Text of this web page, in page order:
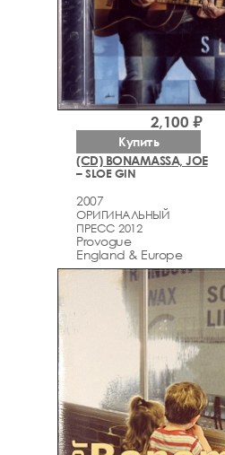
(CD) BONAMASSA, JOE
– SLOE GIN
2007
ОРИГИНАЛЬНЫЙ
ПРЕСС 2012
Provogue
England & Europe
2,100 ₽
Купить